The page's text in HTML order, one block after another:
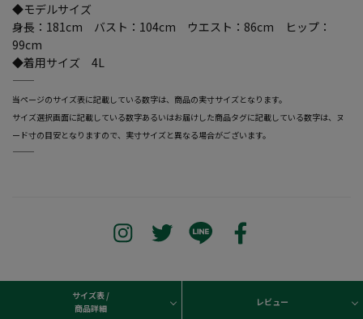
◆モデルサイズ
身長：181cm バスト：104cm ウエスト：86cm ヒップ：
99cm
◆着用サイズ 4L
―――――――――――――――――――――――
当ページのサイズ表に記載している数字は、商品の実寸サイズとなります。
サイズ選択画面に記載している数字あるいはお届けした商品タグに記載している数字は、ヌ
ード寸の目安となりますので、実寸サイズと異なる場合がございます。
―――――――――――――――――――――――
サイズ表 /
商品詳細
レビュー